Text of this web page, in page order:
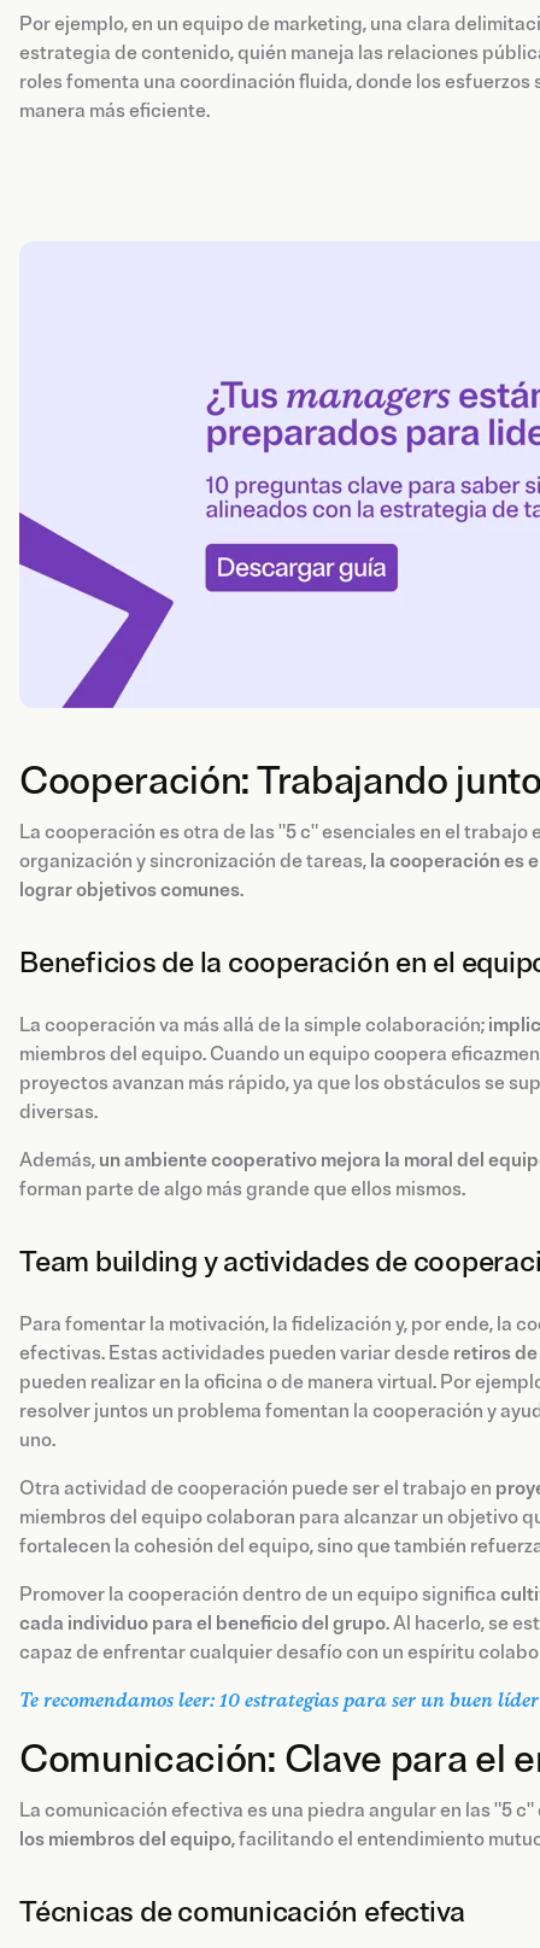
Por ejemplo, en un equipo de marketing, una clara
estrategia de contenido, quién maneja las relaciones
roles fomenta una coordinación fluida, donde los
manera más eficiente.
Cooperación: Trabajando
La cooperación es otra de las "5 c" esenciales en el
organización y sincronización de tareas, la cooperación es
lograr objetivos comunes.
Beneficios de la cooperación en el
La cooperación va más allá de la simple colaboración;
miembros del equipo. Cuando un equipo coopera
proyectos avanzan más rápido, ya que los obstáculos se
diversas.
Además, un ambiente cooperativo mejora la moral del
forman parte de algo más grande que ellos mismos.
Team building y actividades de
Para fomentar la motivación, la fidelización y, por ende, la
efectivas. Estas actividades pueden variar desde retiros
pueden realizar en la oficina o de manera virtual. Por
resolver juntos un problema fomentan la cooperación y
uno.
Otra actividad de cooperación puede ser el trabajo en
miembros del equipo colaboran para alcanzar un objetivo
fortalecen la cohesión del equipo, sino que también
Promover la cooperación dentro de un equipo significa
cada individuo para el beneficio del grupo. Al hacerlo, se
capaz de enfrentar cualquier desafío con un espíritu
Te recomendamos leer: 10 estrategias para ser un buen
Comunicación: Clave para el
La comunicación efectiva es una piedra angular en las "5
los miembros del equipo, facilitando el entendimiento
Técnicas de comunicación efectiva